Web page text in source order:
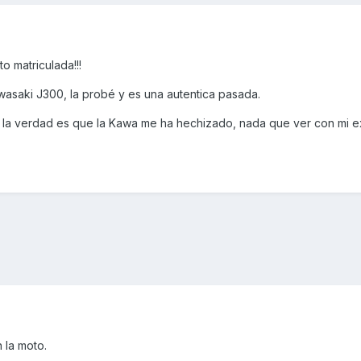
matriculada!!!
J300, la probé y es una autentica pasada.
verdad es que la Kawa me ha hechizado, nada que ver con mi
la moto.